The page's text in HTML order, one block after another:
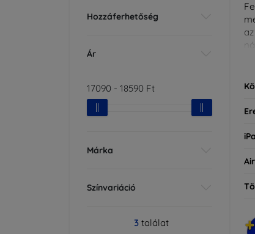
Hozzáferhetőség
Ár
17090 - 18590 Ft
Márka
Színvariáció
3találat